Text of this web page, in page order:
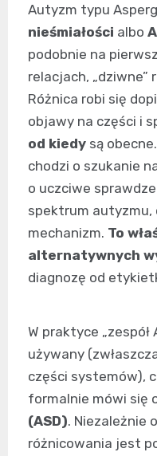
Autyzm typu
nieśmiałości albo
podobnie na
relacjach, „dziwne”
Różnica robi się
objawy na części i
od kiedy są
chodzi o szukanie
o uczciwe
spektrum autyzmu,
mechanizm. To
alternatywnych
diagnozę od
W praktyce
używany
części systemów),
formalnie mówi się
(ASD). Niezależnie
różnicowania jest